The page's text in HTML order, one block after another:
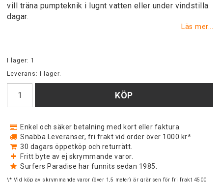
vill träna pumpteknik i lugnt vatten eller under vindstilla
dagar.
Läs mer...
I lager: 1
Leverans:
I lager.
KÖP
Enkel och säker betalning med kort eller faktura.
Snabba Leveranser, fri frakt vid order över 1000 kr*
30 dagars öppetköp och returrätt.
Fritt byte av ej skrymmande varor.
Surfers Paradise har funnits sedan 1985.
\* Vid köp av skrymmande varor (över 1,5 meter) är gränsen för fri frakt 4500